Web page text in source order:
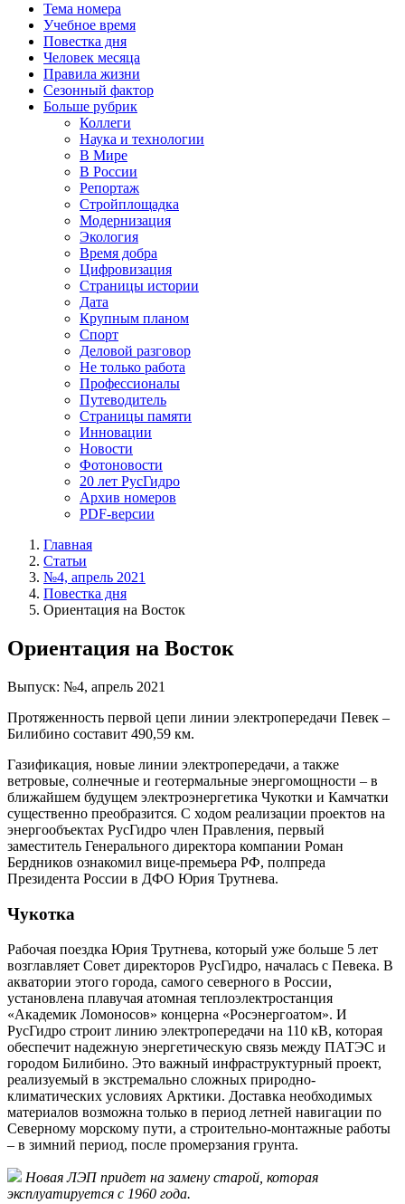
Тема номера
Учебное время
Повестка дня
Человек месяца
Правила жизни
Сезонный фактор
Больше рубрик
Коллеги
Наука и технологии
В Мире
В России
Репортаж
Стройплощадка
Модернизация
Экология
Время добра
Цифровизация
Страницы истории
Дата
Крупным планом
Спорт
Деловой разговор
Не только работа
Профессионалы
Путеводитель
Страницы памяти
Инновации
Новости
Фотоновости
20 лет РусГидро
Архив номеров
PDF-версии
Главная
Статьи
№4, апрель 2021
Повестка дня
Ориентация на Восток
Ориентация на Восток
Выпуск: №4, апрель 2021
Протяженность первой цепи линии электропередачи Певек –
Билибино составит 490,59 км.
Газификация, новые линии электропередачи, а также
ветровые, солнечные и геотермальные энергомощности – в
ближайшем будущем электроэнергетика Чукотки и Камчатки
существенно преобразится. С ходом реализации проектов на
энергообъектах РусГидро член Правления, первый
заместитель Генерального директора компании Роман
Бердников ознакомил вице-премьера РФ, полпреда
Президента России в ДФО Юрия Трутнева.
Чукотка
Рабочая поездка Юрия Трутнева, который уже больше 5 лет
возглавляет Совет директоров РусГидро, началась с Певека. В
акватории этого города, самого северного в России,
установлена плавучая атомная теплоэлектростанция
«Академик Ломоносов» концерна «Росэнергоатом». И
РусГидро строит линию электропередачи на 110 кВ, которая
обеспечит надежную энергетическую связь между ПАТЭС и
городом Билибино. Это важный инфраструктурный проект,
реализуемый в экстремально сложных природно-
климатических условиях Арктики. Доставка необходимых
материалов возможна только в период летней навигации по
Северному морскому пути, а строительно-монтажные работы
– в зимний период, после промерзания грунта.
Новая ЛЭП придет на замену старой, которая
эксплуатируется с 1960 года.